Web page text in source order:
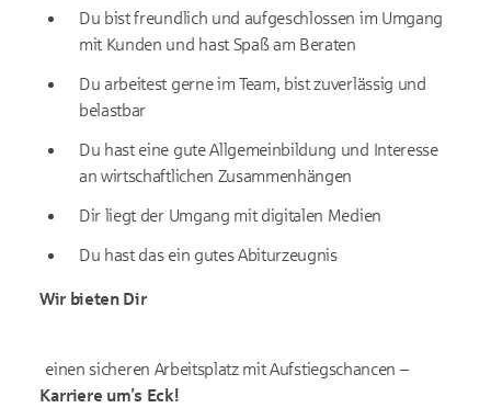
Du bist freundlich und aufgeschlossen im Umgang
mit Kunden und hast Spaß am Beraten
Du arbeitest gerne im Team, bist zuverlässig und
belastbar
Du hast eine gute Allgemeinbildung und Interesse
an wirtschaftlichen Zusammenhängen
Dir liegt der Umgang mit digitalen Medien
Du hast das ein gutes Abiturzeugnis
Wir bieten Dir
einen sicheren Arbeitsplatz mit Aufstiegschancen –
Karriere um’s Eck!